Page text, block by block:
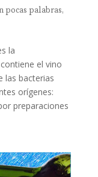
pocas palabras,
la
el vino
las bacterias
orígenes:
preparaciones